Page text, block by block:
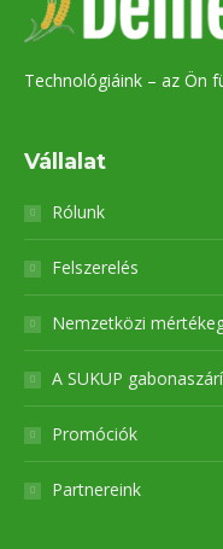
Technológiáink – az Ön
Vállalat
Rólunk
Felszerelés
Nemzetközi
A SUKUP
Promóciók
Partnereink